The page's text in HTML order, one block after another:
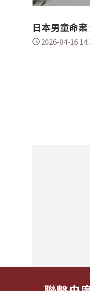
日本男童命
2026-04-16